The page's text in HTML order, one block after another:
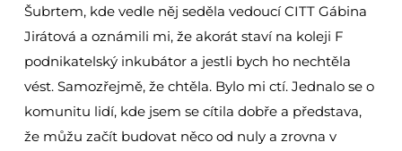
Šubrtem, kde vedle něj seděla vedoucí CITT Gábina
Jirátová a oznámili mi, že akorát staví na koleji F
podnikatelský inkubátor a jestli bych ho nechtěla
vést. Samozřejmě, že chtěla. Bylo mi ctí. Jednalo se o
komunitu lidí, kde jsem se cítila dobře a představa,
že můžu začít budovat něco od nuly a zrovna v